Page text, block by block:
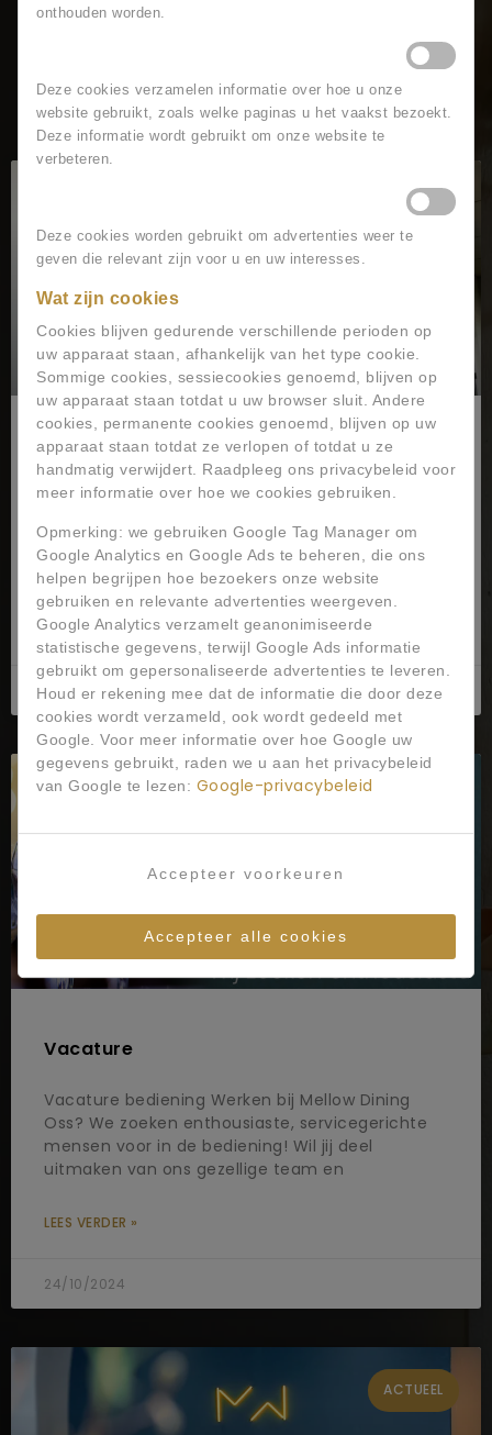
nieuws
VACATURE
Vacature zelfstandig werkend kok
Vacature: Zelfstandig Werkend Kok I Locatie:
OssDienstverband: Fulltime (38 uur per week)
Mellow Dining B.V. in Oss is op zoek naar een
passievolle en
LEES VERDER »
01/12/2025
VACATURE
Vacature
Vacature bediening Werken bij Mellow Dining
Oss? We zoeken enthousiaste, servicegerichte
mensen voor in de bediening! Wil jij deel
uitmaken van ons gezellige team en
LEES VERDER »
24/10/2024
ACTUEEL
onthouden worden.
Deze cookies verzamelen informatie over hoe u onze
website gebruikt, zoals welke paginas u het vaakst bezoekt.
Deze informatie wordt gebruikt om onze website te
verbeteren.
Deze cookies worden gebruikt om advertenties weer te
geven die relevant zijn voor u en uw interesses.
Wat zijn cookies
Cookies blijven gedurende verschillende perioden op
uw apparaat staan, afhankelijk van het type cookie.
Sommige cookies, sessiecookies genoemd, blijven op
uw apparaat staan ​​totdat u uw browser sluit. Andere
cookies, permanente cookies genoemd, blijven op uw
apparaat staan ​​totdat ze verlopen of totdat u ze
handmatig verwijdert. Raadpleeg ons privacybeleid voor
meer informatie over hoe we cookies gebruiken.
Opmerking: we gebruiken Google Tag Manager om
Google Analytics en Google Ads te beheren, die ons
helpen begrijpen hoe bezoekers onze website
gebruiken en relevante advertenties weergeven.
Google Analytics verzamelt geanonimiseerde
statistische gegevens, terwijl Google Ads informatie
gebruikt om gepersonaliseerde advertenties te leveren.
Houd er rekening mee dat de informatie die door deze
cookies wordt verzameld, ook wordt gedeeld met
Google. Voor meer informatie over hoe Google uw
gegevens gebruikt, raden we u aan het privacybeleid
van Google te lezen: Google-privacybeleid
Accepteer voorkeuren
Accepteer alle cookies